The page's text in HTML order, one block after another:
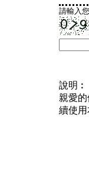
請輸入
說明︰
親愛
續使用